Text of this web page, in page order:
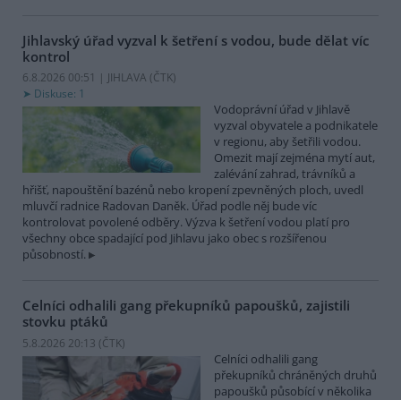
Jihlavský úřad vyzval k šetření s vodou, bude dělat víc
kontrol
6.8.2026 00:51 | JIHLAVA (ČTK)
Diskuse: 1
Vodoprávní úřad v Jihlavě
vyzval obyvatele a podnikatele
v regionu, aby šetřili vodou.
Omezit mají zejména mytí aut,
zalévání zahrad, trávníků a
hřišť, napouštění bazénů nebo kropení zpevněných ploch, uvedl
mluvčí radnice Radovan Daněk. Úřad podle něj bude víc
kontrolovat povolené odběry. Výzva k šetření vodou platí pro
všechny obce spadající pod Jihlavu jako obec s rozšířenou
působností.
Celníci odhalili gang překupníků papoušků, zajistili
stovku ptáků
5.8.2026 20:13 (ČTK)
Celníci odhalili gang
překupníků chráněných druhů
papoušků působící v několika